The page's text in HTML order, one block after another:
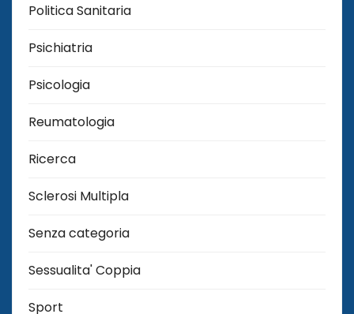
Politica Sanitaria
Psichiatria
Psicologia
Reumatologia
Ricerca
Sclerosi Multipla
Senza categoria
Sessualita' Coppia
Sport